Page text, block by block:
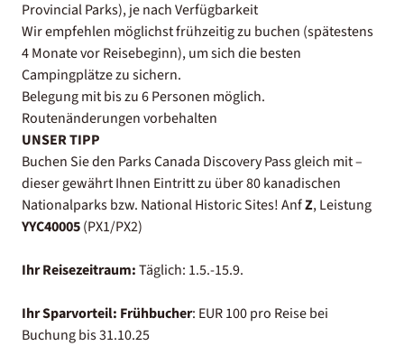
Provincial Parks), je nach Verfügbarkeit
Wir empfehlen möglichst frühzeitig zu buchen (spätestens
4 Monate vor Reisebeginn), um sich die besten
Campingplätze zu sichern.
Belegung mit bis zu 6 Personen möglich.
Routenänderungen vorbehalten
UNSER TIPP
Buchen Sie den Parks Canada Discovery Pass gleich mit –
dieser gewährt Ihnen Eintritt zu über 80 kanadischen
Nationalparks bzw. National Historic Sites! AnfZ, Leistung
YYC40005(PX1/PX2)
Ihr Reisezeitraum:Täglich: 1.5.-15.9.
Ihr Sparvorteil: Frühbucher: EUR 100 pro Reise bei
Buchung bis 31.10.25